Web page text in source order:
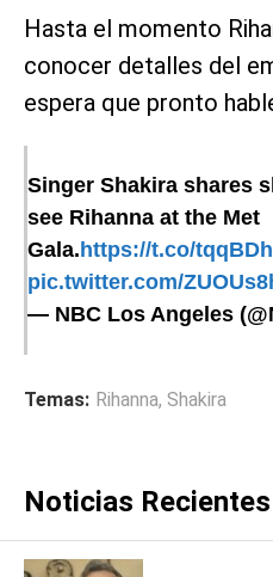
Hasta el momento
conocer detalles del
espera que pronto
Singer Shakira shares
see Rihanna at the Met
Gala.https://t.co/
pic.twitter.com/
— NBC Los Angeles
Temas: Rihanna, Shakira
Noticias Recientes